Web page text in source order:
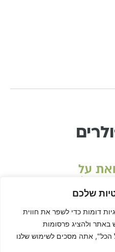
שלכם
דומות כדי לשפר את חווית
ולהציג פרסומות
הכל", אתה מסכים לשימוש שלנו
היא שיטה בתחום הרפואה המשלימה, ולא